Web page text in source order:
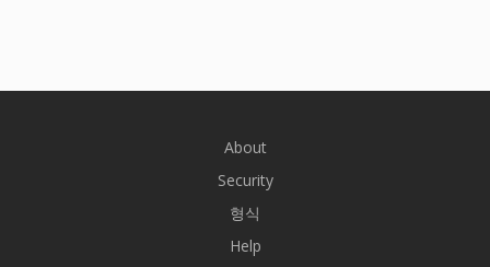
About
Security
형식
Help